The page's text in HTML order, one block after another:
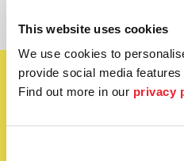
This website uses cookies
We use cookies to
provide social media
Find out more in our privacy
日本語